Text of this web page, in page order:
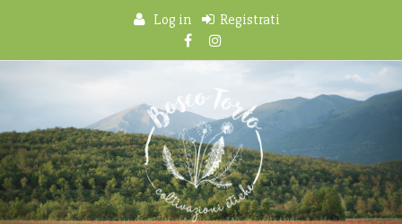
Log in Registrati